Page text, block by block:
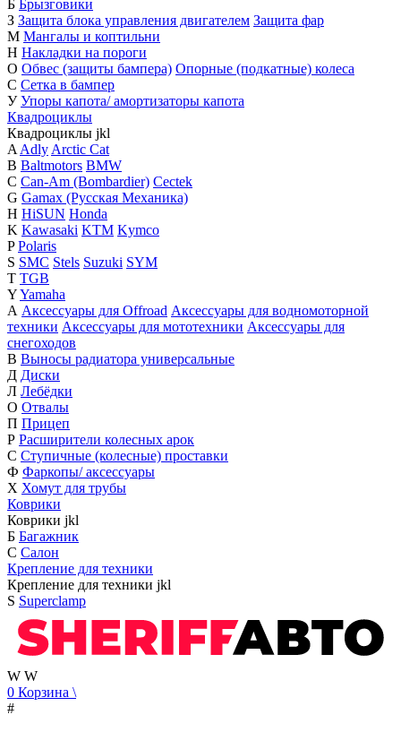
Б Брызговики
З Защита блока управления двигателем Защита фар
М Мангалы и коптильни
Н Накладки на пороги
О Обвес (защиты бампера) Опорные (подкатные) колеса
С Сетка в бампер
У Упоры капота/ амортизаторы капота
Квадроциклы
Квадроциклы jkl
A Adly Arctic Cat
B Baltmotors BMW
C Can-Am (Bombardier) Cectek
G Gamax (Русская Механика)
H HiSUN Honda
K Kawasaki KTM Kymco
P Polaris
S SMC Stels Suzuki SYM
T TGB
YYamaha
А Аксессуары для Offroad Аксессуары для водномоторной
техники Аксессуары для мототехники Аксессуары для
снегоходов
В Выносы радиатора универсальные
Д Диски
Л Лебёдки
О Отвалы
П Прицеп
Р Расширители колесных арок
С Ступичные (колесные) проставки
Ф Фаркопы/ аксессуары
Х Хомут для трубы
Коврики
Коврики jkl
Б Багажник
С Салон
Крепление для техники
Крепление для техники jkl
S Superclamp
W W
0 Корзина \
#